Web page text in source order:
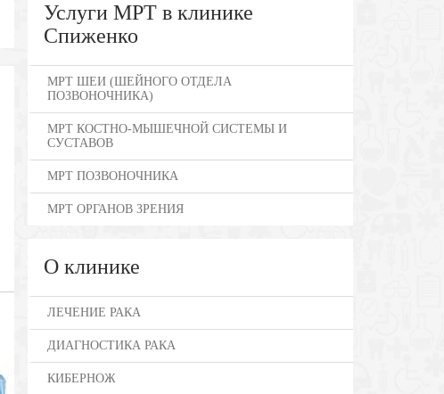
Услуги МРТ в клинике
Спиженко
МРТ ШЕИ (ШЕЙНОГО ОТДЕЛА
ПОЗВОНОЧНИКА)
МРТ КОСТНО-МЫШЕЧНОЙ СИСТЕМЫ И
СУСТАВОВ
МРТ ПОЗВОНОЧНИКА
МРТ ОРГАНОВ ЗРЕНИЯ
О клинике
ЛЕЧЕНИЕ РАКА
ДИАГНОСТИКА РАКА
КИБЕРНОЖ